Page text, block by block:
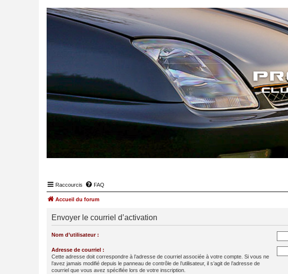
Raccourcis FAQ
Accueil du forum
Envoyer le courriel d’activation
Nom d’utilisateur :
Adresse de courriel :
Cette adresse doit correspondre à l’adresse de courriel associée à votre compte. Si vous ne
l’avez jamais modifié depuis le panneau de contrôle de l’utilisateur, il s’agit de l’adresse de
courriel que vous avez spécifiée lors de votre inscription.